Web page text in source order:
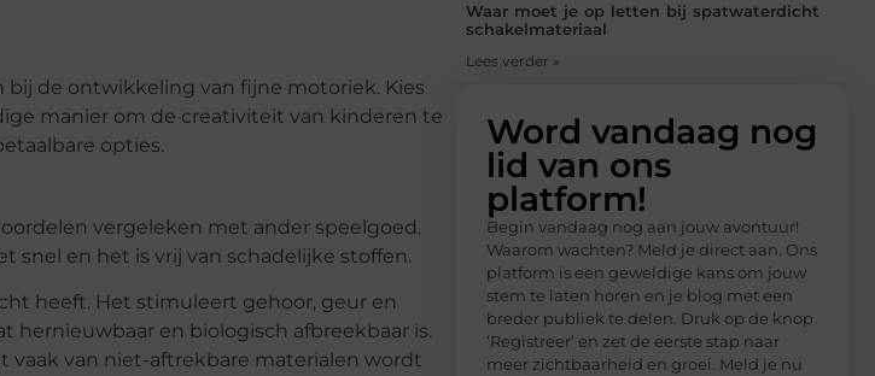
de ontwikkeling van fijne motoriek. Kies
manier om de creativiteit van kinderen te
opties.
vergeleken met ander speelgoed.
snel en het is vrij van schadelijke stoffen.
heeft. Het stimuleert gehoor, geur en
hernieuwbaar en biologisch afbreekbaar is.
vaak van niet-aftrekbare materialen wordt
Waar moet je op letten bij spatwaterdicht
schakelmateriaal
Lees verder »
Word vandaag nog
lid van ons
platform!
Begin vandaag nog aan jouw avontuur!
Waarom wachten? Meld je direct aan. Ons
platform is een geweldige kans om jouw
stem te laten horen en je blog met een
breder publiek te delen. Druk op de knop
‘Registreer’ en zet de eerste stap naar
meer zichtbaarheid en groei. Meld je nu